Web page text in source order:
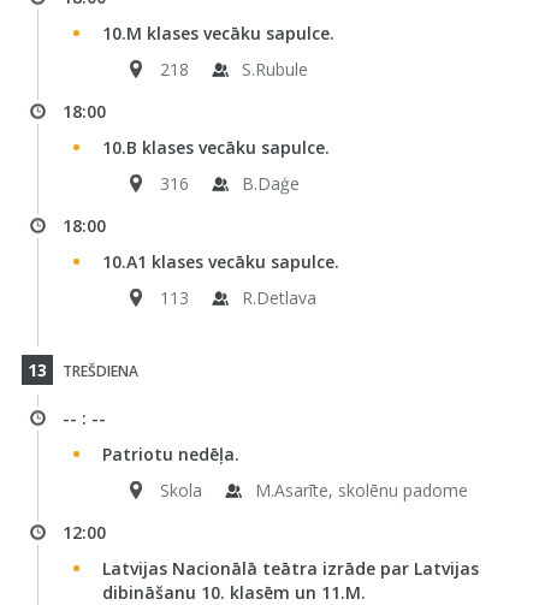
10.M klases vecāku sapulce.
218
S.Rubule
18:00
10.B klases vecāku sapulce.
316
B.Daģe
18:00
10.A1 klases vecāku sapulce.
113
R.Detlava
13 TREŠDIENA
-- : --
Patriotu nedēļa.
Skola
M.Asarīte, skolēnu padome
12:00
Latvijas Nacionālā teātra izrāde par Latvijas
dibināšanu 10. klasēm un 11.M.